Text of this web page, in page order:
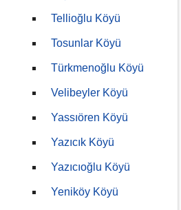
Tellioğlu Köyü
Tosunlar Köyü
Türkmenoğlu Köyü
Velibeyler Köyü
Yassıören Köyü
Yazıcık Köyü
Yazıcıoğlu Köyü
Yeniköy Köyü